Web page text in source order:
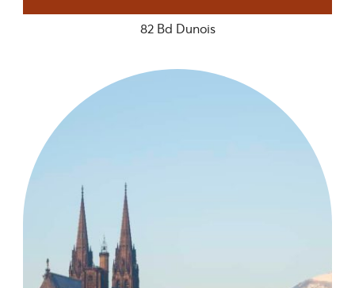
82 Bd Dunois